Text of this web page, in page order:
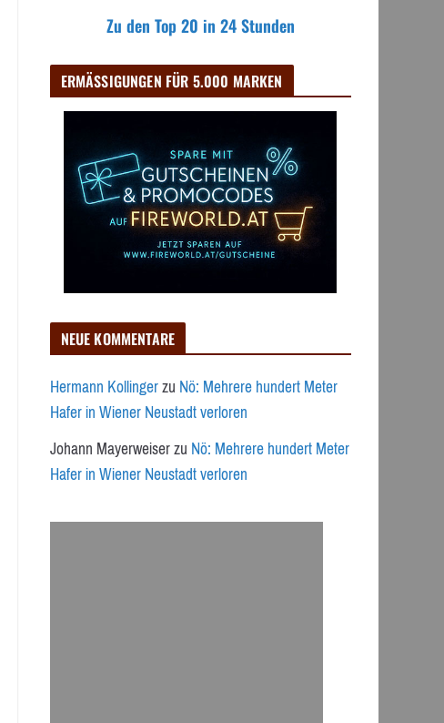
Zu den Top 20 in 24 Stunden
ERMÄSSIGUNGEN FÜR 5.000 MARKEN
NEUE KOMMENTARE
Hermann KollingerzuNö: Mehrere hundert Meter
Hafer in Wiener Neustadt verloren
Johann MayerweiserzuNö: Mehrere hundert Meter
Hafer in Wiener Neustadt verloren